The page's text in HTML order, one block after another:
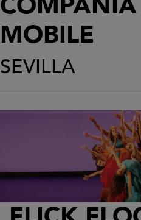
MOBILE
SEVILLA